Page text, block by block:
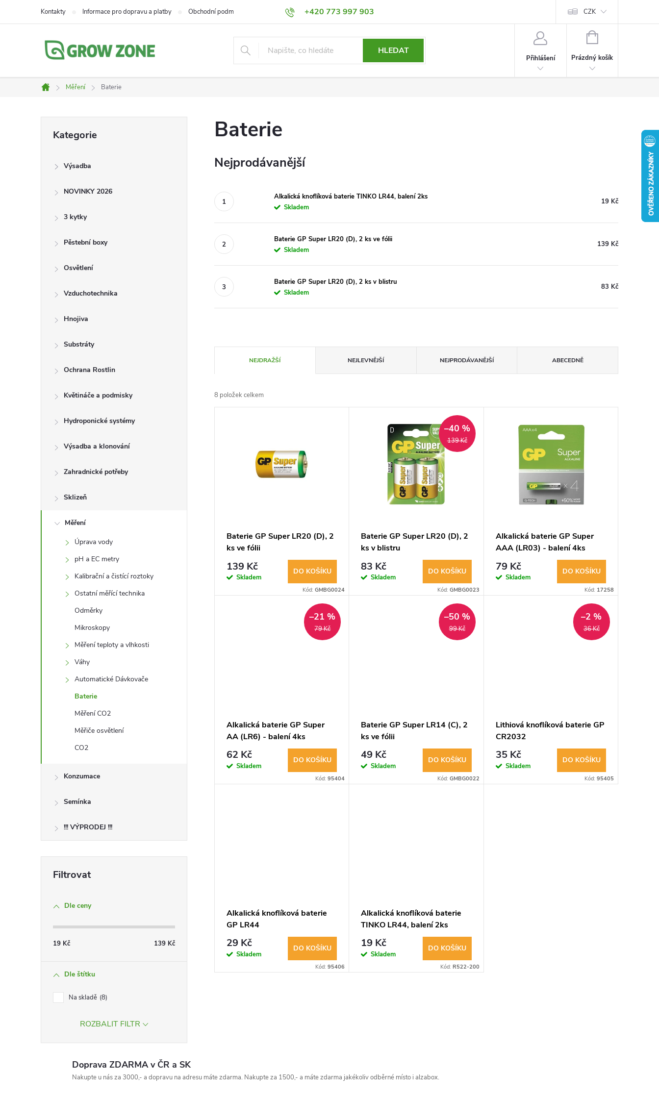
+420 773 997 903
Kontakty Informace pro dopravu a platby Obchodní podmínky Výměna a Vrácení Podmínky ochrany osobních údajů CZK
HLEDAT
Přihlášení
NÁKUPNÍ
Prázdný košík
Domů
Měření Baterie
kategorie
Kategorie
Výsadba
NOVINKY 2026
3 kytky
Pěstební boxy
Osvětlení
Vzduchotechnika
Hnojiva
Substráty
Ochrana Rostlin
Květináče a podmisky
Hydroponické systémy
Výsadba a klonování
Zahradnické potřeby
Sklizeň
Měření
Úprava vody
pH a EC metry
Kalibrační a čistící roztoky
Ostatní měřící technika
Odměrky
Mikroskopy
Měření teploty a vlhkosti
Váhy
Automatické Dávkovače
Baterie
Měření CO2
Měřiče osvětlení
CO2
Konzumace
Semínka
!!! VÝPRODEJ !!!
Dle ceny
19 Kč 139 Kč
Dle štítku
Na skladě 8
ROZBALIT FILTR
Baterie
Nejprodávanější
Alkalická knoflíková baterie TINKO LR44, balení 2ks
Skladem
19 Kč
Baterie GP Super LR20 (D), 2 ks ve fólii
Skladem
139 Kč
Baterie GP Super LR20 (D), 2 ks v blistru
Skladem
83 Kč
a
z
u
NEJDRAŽŠÍ NEJLEVNĚJŠÍ NEJPRODÁVANĚJŠÍ ABECEDNĚ
8 položek celkem
o
Baterie GP Super LR20 (D), 2
ks ve fólii
139 Kč
Skladem
DO KOŠÍKU
Kód:GMBG0024
139 Kč
–40 %
Baterie GP Super LR20 (D), 2
ks v blistru
83 Kč
Skladem
DO KOŠÍKU
Kód: GMBG0023
Alkalická baterie GP Super
AAA (LR03) - balení 4ks
79 Kč
Skladem
DO KOŠÍKU
Kód: 17258
79 Kč
–21 %
Alkalická baterie GP Super
AA (LR6) - balení 4ks
62 Kč
Skladem
DO KOŠÍKU
Kód:95404
99 Kč
–50 %
Baterie GP Super LR14 (C), 2
ks ve fólii
49 Kč
Skladem
DO KOŠÍKU
Kód: GMBG0022
36 Kč
–2 %
Lithiová knoflíková baterie GP
CR2032
35 Kč
Skladem
DO KOŠÍKU
Kód: 95405
Alkalická knoflíková baterie
GP LR44
29 Kč
Skladem
DO KOŠÍKU
Kód:95406
Alkalická knoflíková baterie
TINKO LR44, balení 2ks
19 Kč
Skladem
DO KOŠÍKU
Kód: R522-200
Doprava ZDARMA v ČR a SK
Nakupte u nás za 3000,- a dopravu na adresu máte zdarma. Nakupte za 1500,- a máte zdarma jakékoliv odběrné místo i alzabox.